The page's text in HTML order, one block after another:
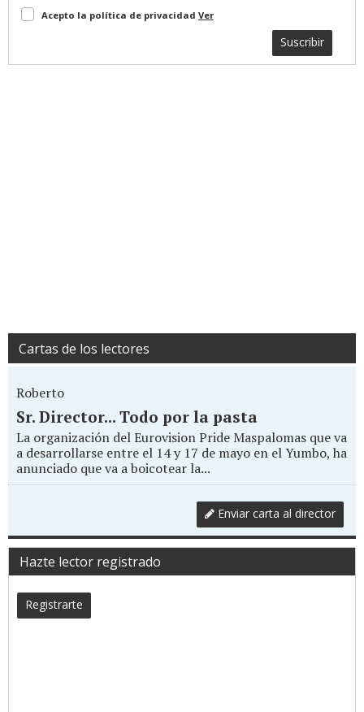
Acepto la política de privacidad Ver
Suscribir
Cartas de los lectores
Roberto
Sr. Director... Todo por la pasta
La organización del Eurovision Pride Maspalomas que va
a desarrollarse entre el 14 y 17 de mayo en el Yumbo, ha
anunciado que va a boicotear la...
Enviar carta al director
Hazte lector registrado
Registrarte